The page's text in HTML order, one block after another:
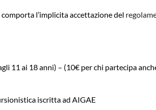
l’implicita accettazione del
11 ai 18 anni) – (10€ per chi partecipa
iscritta ad AIGAE